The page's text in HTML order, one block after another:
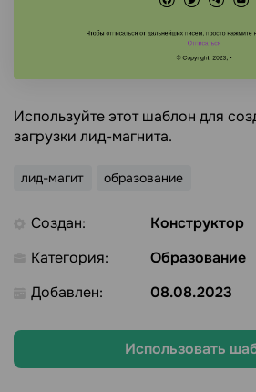
Используйте этот шаблон для
загрузки лид-магнита.
лид-магит образование
Создан:
Конструктор
Категория:
Образование
Добавлен:
08.08.2023
Использовать